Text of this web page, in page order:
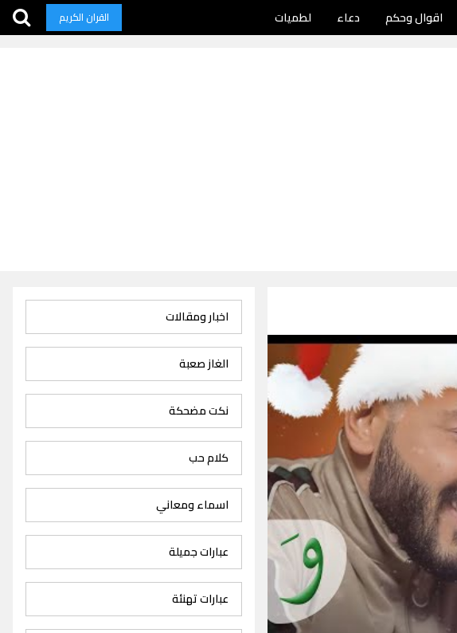
اقوال وحكم دعاء لطميات القران الكريم
اخبار ومقالات
الغاز صعبة
نكت مضحكة
كلام حب
اسماء ومعاني
عبارات جميلة
عبارات تهنئة